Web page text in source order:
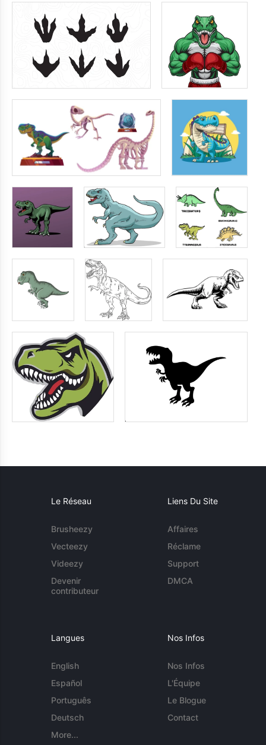
Le Réseau
Brusheezy
Vecteezy
Videezy
Devenir
contributeur
Liens Du Site
Affaires
Réclame
Support
DMCA
Langues
English
Español
Português
Deutsch
More...
Nos Infos
Nos Infos
L'Équipe
Le Blogue
Contact